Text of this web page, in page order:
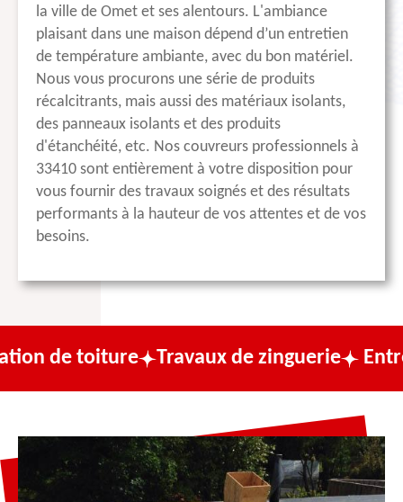
la ville de Omet et ses alentours. L'ambiance
plaisant dans une maison dépend d’un entretien
de température ambiante, avec du bon matériel.
Nous vous procurons une série de produits
récalcitrants, mais aussi des matériaux isolants,
des panneaux isolants et des produits
d'étanchéité, etc. Nos couvreurs professionnels à
33410 sont entièrement à votre disposition pour
vous fournir des travaux soignés et des résultats
performants à la hauteur de vos attentes et de vos
besoins.
Travaux de zinguerie Entreprise de